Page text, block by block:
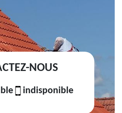
NOUS
indisponible